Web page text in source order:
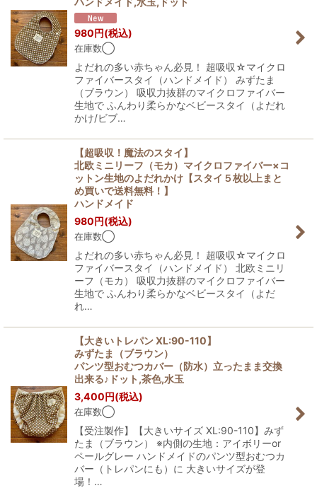
980円(税込)
在庫数◯
よだれの多い赤ちゃん必見！ 超吸収☆マイクロ
ファイバースタイ（ハンドメイド） みずたま
（ブラウン） 吸収力抜群のマイクロファイバー
生地で ふんわり柔らかなベビースタイ（よだれ
かけ/ビブ…
【超吸収！魔法のスタイ】
北欧ミニリーフ（モカ）マイクロファイバー×コ
ットン生地のよだれかけ【スタイ５枚以上まと
め買いで送料無料！】
ハンドメイド
980円(税込)
在庫数◯
よだれの多い赤ちゃん必見！ 超吸収☆マイクロ
ファイバースタイ（ハンドメイド） 北欧ミニリ
ーフ（モカ） 吸収力抜群のマイクロファイバー
生地で ふんわり柔らかなベビースタイ（よだ
れ…
【大きいトレパン XL:90-110】
みずたま（ブラウン）
パンツ型おむつカバー（防水）立ったまま交換
出来る♪ドット,茶色,水玉
3,400円(税込)
在庫数◯
【受注製作】【大きいサイズ XL:90-110】みず
たま（ブラウン） ※内側の生地：アイボリーor
ペールグレー ハンドメイドのパンツ型おむつカ
バー（トレパンにも）に 大きいサイズが登
場！…